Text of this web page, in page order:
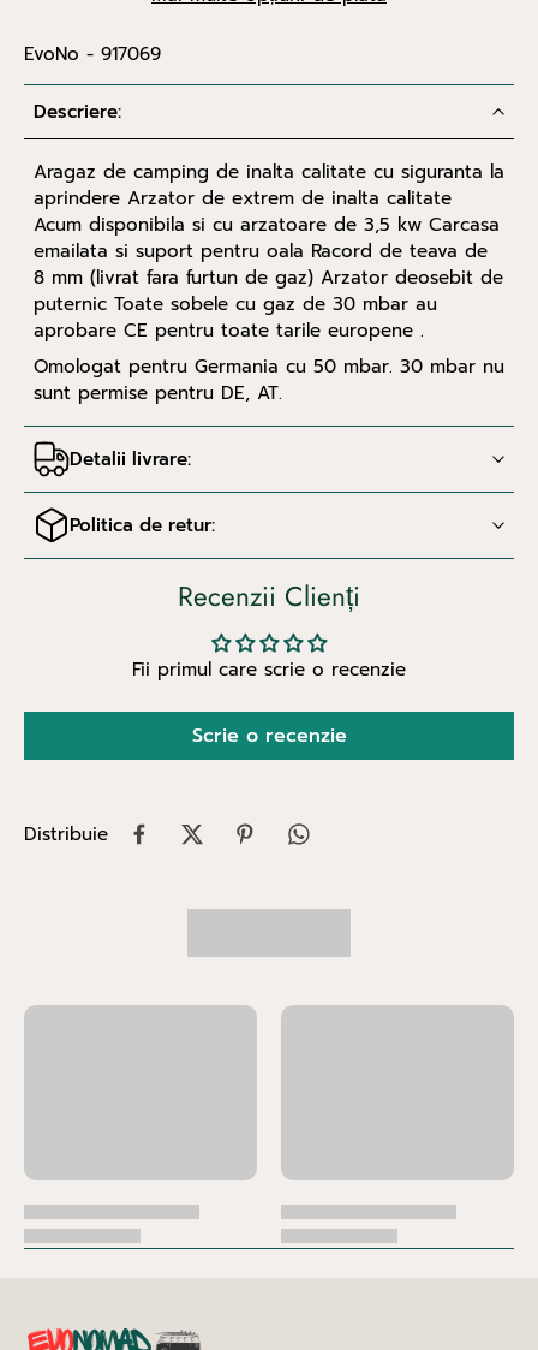
EvoNo - 917069
Descriere:
Aragaz de camping de inalta calitate cu siguranta la
aprindere Arzator de extrem de inalta calitate
Acum disponibila si cu arzatoare de 3,5 kw Carcasa
emailata si suport pentru oala Racord de teava de
8 mm (livrat fara furtun de gaz) Arzator deosebit de
puternic Toate sobele cu gaz de 30 mbar au
aprobare CE pentru toate tarile europene .
Omologat pentru Germania cu 50 mbar. 30 mbar nu
sunt permise pentru DE, AT.
Detalii livrare:
Politica de retur:
Recenzii Clienți
Fii primul care scrie o recenzie
Scrie o recenzie
Distribuie